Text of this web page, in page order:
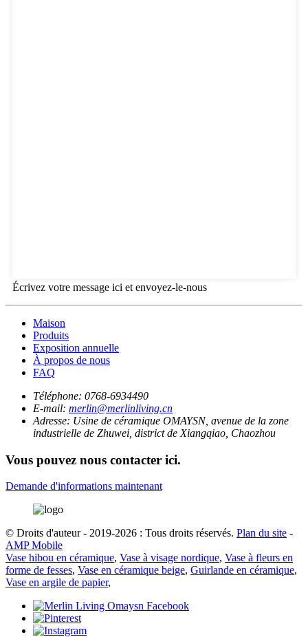
Écrivez votre message ici et envoyez-le-nous
Maison
Produits
Exposition annuelle
À propos de nous
FAQ
Téléphone: 0768-6934490
E-mail: merlin@merlinliving.cn
Adresse: Usine de céramique OMAYSN, avenue de la zone
industrielle de Zhuwei, district de Xiangqiao, Chaozhou
Vous pouvez nous contacter ici.
Demande d'informations maintenant
© Droits d'auteur - 2019-2026 : Tous droits réservés. Plan du site -
AMP Mobile
Vase hibou en céramique, Vase à visage nordique, Vase à fleurs en
forme de fesses, Vase en céramique beige, Guirlande en céramique,
Vase en argile de papier,